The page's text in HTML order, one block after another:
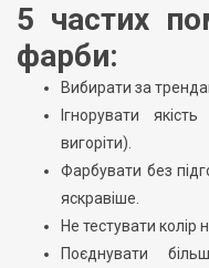
5 частих
фарби:
Вибирати за
Ігнорувати
вигоріти).
Фарбувати без
яскравіше.
Не тестувати колір
Поєднувати